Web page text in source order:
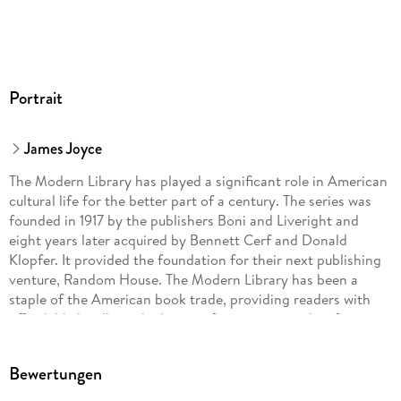
Portrait
James Joyce
The Modern Library has played a significant role in American
cultural life for the better part of a century. The series was
founded in 1917 by the publishers Boni and Liveright and
eight years later acquired by Bennett Cerf and Donald
Klopfer. It provided the foundation for their next publishing
venture, Random House. The Modern Library has been a
staple of the American book trade, providing readers with
affordable hardbound editions of important works of
restoring as its emblem the running torch-bearer created by
Bewertungen